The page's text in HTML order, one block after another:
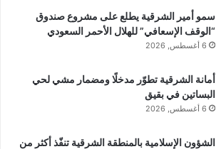
سمو أمير الشرقية يطلع على مشروع صندوق
“الوقف الإسعافي” للهلال الأحمر السعودي
6 أغسطس, 2026
أمانة الشرقية تطوّر مدخلًا ومضمار مشي لحي
البساتين في بقيق
6 أغسطس, 2026
الشؤون الإسلامية بالمنطقة الشرقية تنفّذ أكثر من